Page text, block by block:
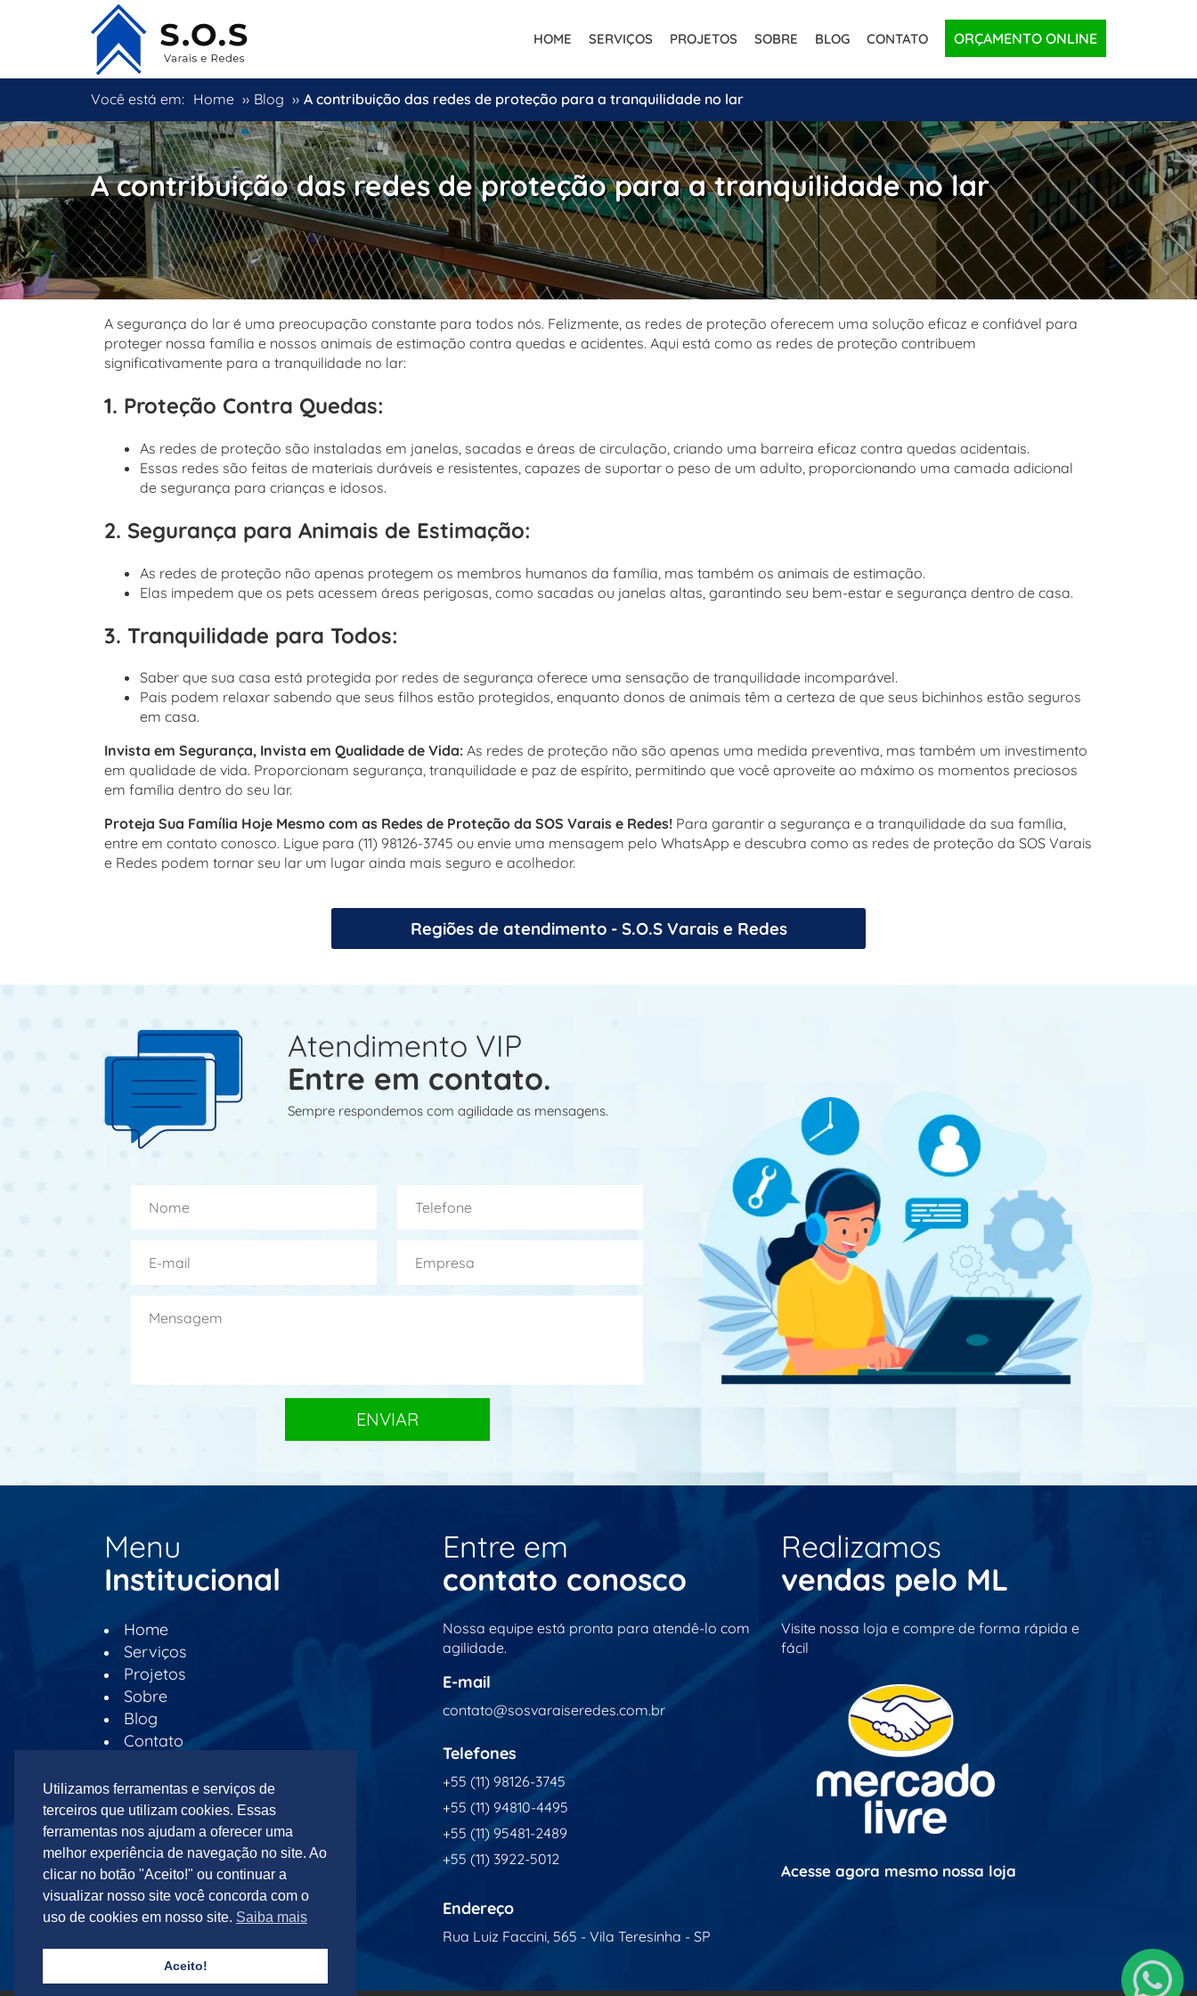
HOME SERVIÇOS PROJETOS SOBRE BLOG CONTATO ORÇAMENTO ONLINE
Você está em: Home ›› Blog ›› A contribuição das redes de proteção para a tranquilidade no lar
A contribuição das redes de proteção para a tranquilidade no lar
A segurança do lar é uma preocupação constante para todos nós. Felizmente, as redes de proteção oferecem uma solução eficaz e confiável para
proteger nossa família e nossos animais de estimação contra quedas e acidentes. Aqui está como as redes de proteção contribuem
significativamente para a tranquilidade no lar:
1. Proteção Contra Quedas:
As redes de proteção são instaladas em janelas, sacadas e áreas de circulação, criando uma barreira eficaz contra quedas acidentais.
Essas redes são feitas de materiais duráveis e resistentes, capazes de suportar o peso de um adulto, proporcionando uma camada adicional
de segurança para crianças e idosos.
2. Segurança para Animais de Estimação:
As redes de proteção não apenas protegem os membros humanos da família, mas também os animais de estimação.
Elas impedem que os pets acessem áreas perigosas, como sacadas ou janelas altas, garantindo seu bem-estar e segurança dentro de casa.
3. Tranquilidade para Todos:
Saber que sua casa está protegida por redes de segurança oferece uma sensação de tranquilidade incomparável.
Pais podem relaxar sabendo que seus filhos estão protegidos, enquanto donos de animais têm a certeza de que seus bichinhos estão seguros
em casa.
Invista em Segurança, Invista em Qualidade de Vida: As redes de proteção não são apenas uma medida preventiva, mas também um investimento
em qualidade de vida. Proporcionam segurança, tranquilidade e paz de espírito, permitindo que você aproveite ao máximo os momentos preciosos
em família dentro do seu lar.
Proteja Sua Família Hoje Mesmo com as Redes de Proteção da SOS Varais e Redes! Para garantir a segurança e a tranquilidade da sua família,
entre em contato conosco. Ligue para (11) 98126-3745 ou envie uma mensagem pelo WhatsApp e descubra como as redes de proteção da SOS Varais
e Redes podem tornar seu lar um lugar ainda mais seguro e acolhedor.
Regiões de atendimento - S.O.S Varais e Redes
Atendimento VIP
Entre em contato.
Sempre respondemos com agilidade as mensagens.
Menu
Institucional
Home
Serviços
Projetos
Sobre
Blog
Contato
Horario de atendimento:
De Segunda à Sexta
das 08:00 às 18:00
Aos Sábados
das 09:00 às 14:00
Entre em
contato conosco
Nossa equipe está pronta para atendê-lo com
agilidade.
E-mail
contato@sosvaraiseredes.com.br
Telefones
+55 (11) 98126-3745
+55 (11) 94810-4495
+55 (11) 95481-2489
+55 (11) 3922-5012
Endereço
Rua Luiz Faccini, 565 - Vila Teresinha - SP
Realizamos
vendas pelo ML
Visite nossa loja e compre de forma rápida e
fácil
Acesse agora mesmo nossa loja
Utilizamos ferramentas e serviços de
terceiros que utilizam cookies. Essas
ferramentas nos ajudam a oferecer uma
melhor experiência de navegação no site. Ao
clicar no botão "Aceito!" ou continuar a
visualizar nosso site você concorda com o
uso de cookies em nosso site. Saiba mais
Aceito!